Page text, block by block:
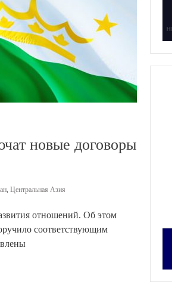
новые договоры
, Центральная Азия
отношений. Об этом
соответствующим